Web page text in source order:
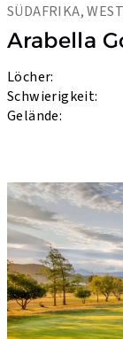
SÜDAFRIKA,
Arabella
Löcher:
Schwierigkeit:
Gelände: